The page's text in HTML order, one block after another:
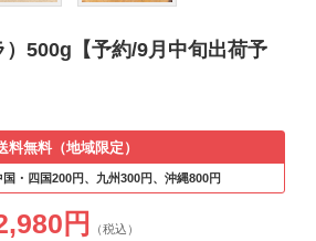
500g【予約/9月中旬出荷予
料無料（地域限定）
・四国200円、九州300円、沖縄800円
円 （税込）